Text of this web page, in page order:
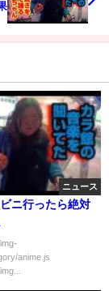
ニュース
ビニ行ったら絶対
anime.js